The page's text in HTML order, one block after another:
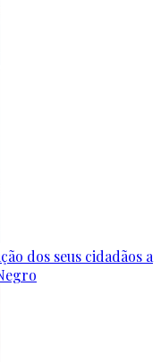
dos seus cidadãos a